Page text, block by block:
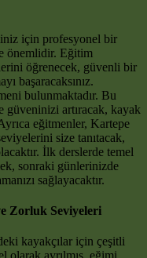
için profesyonel bir
önemlidir. Eğitim
öğrenecek, güvenli bir
başaracaksınız.
bulunmaktadır. Bu
güveninizi artıracak, kayak
eğitmenler, Kartepe
size tanıtacak,
İlk derslerde temel
sonraki günlerinizde
sağlayacaktır.
Zorluk Seviyeleri
kayakçılar için çeşitli
olarak ayrılmış, eğimi